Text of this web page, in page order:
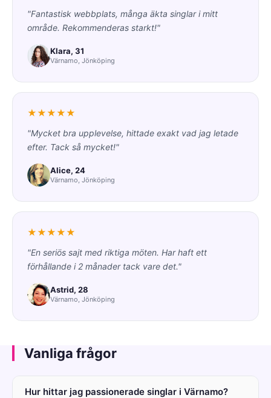
"Fantastisk webbplats, många äkta singlar i mitt
område. Rekommenderas starkt!"
Klara, 31
Värnamo, Jönköping
★★★★★
"Mycket bra upplevelse, hittade exakt vad jag letade
efter. Tack så mycket!"
Alice, 24
Värnamo, Jönköping
★★★★★
"En seriös sajt med riktiga möten. Har haft ett
förhållande i 2 månader tack vare det."
Astrid, 28
Värnamo, Jönköping
Vanliga frågor
Hur hittar jag passionerade singlar i Värnamo?